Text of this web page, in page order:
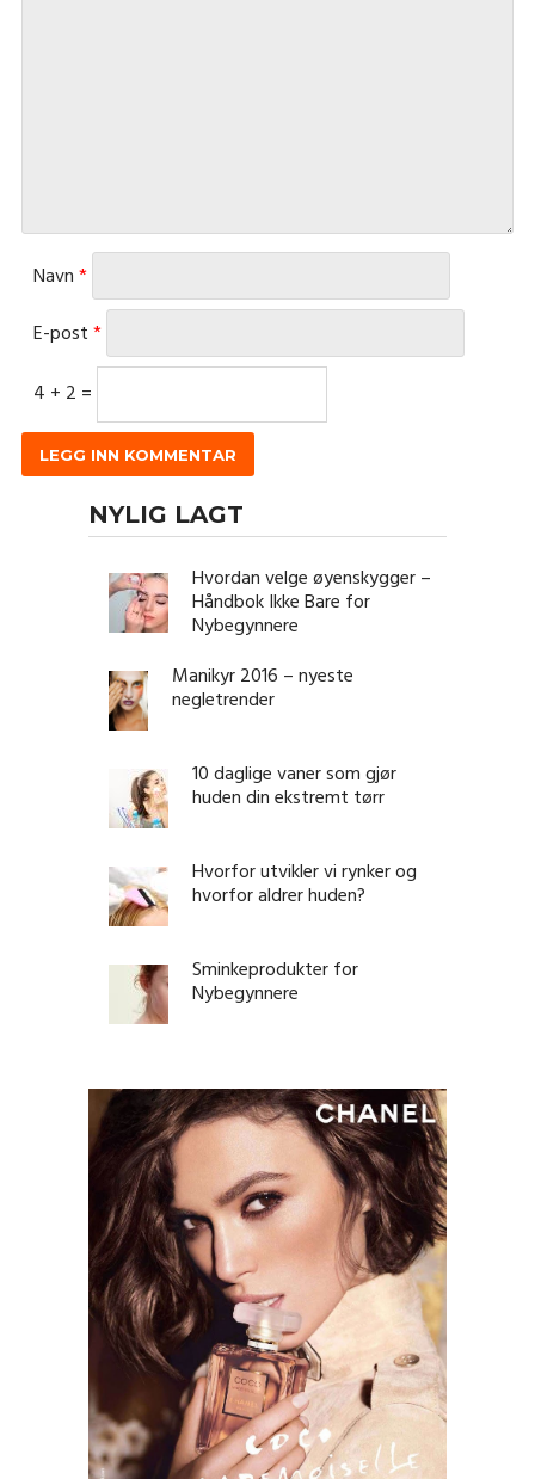
Navn*
E-post*
4 + 2 =
NYLIG LAGT
Hvordan velge øyenskygger –
Håndbok Ikke Bare for
Nybegynnere
Manikyr 2016 – nyeste
negletrender
10 daglige vaner som gjør
huden din ekstremt tørr
Hvorfor utvikler vi rynker og
hvorfor aldrer huden?
Sminkeprodukter for
Nybegynnere